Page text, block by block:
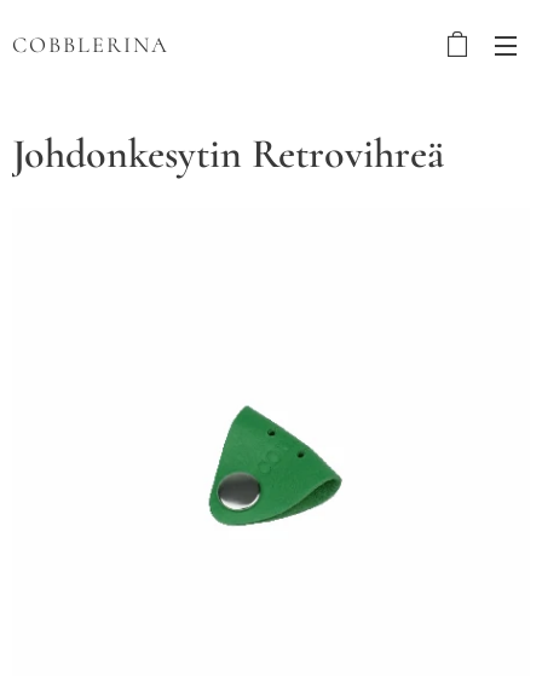
COBBLERINA
Johdonkesytin Retrovihreä